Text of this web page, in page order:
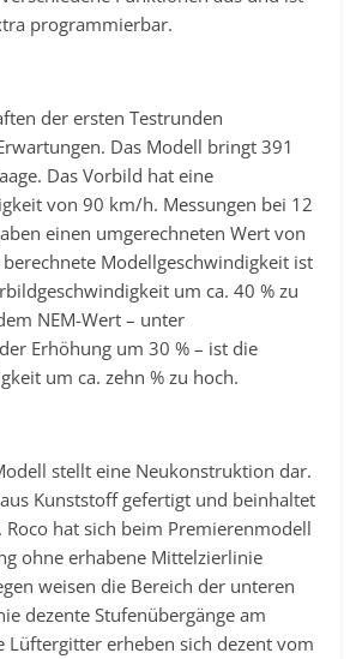
programmierbar.
der ersten Testrunden
Das Modell bringt 391
Das Vorbild hat eine
von 90 km/h. Messungen bei 12
einen umgerechneten Wert von
Modellgeschwindigkeit ist
um ca. 40 % zu
NEM-Wert – unter
Erhöhung um 30 % – ist die
um ca. zehn % zu hoch.
stellt eine Neukonstruktion dar.
Kunststoff gefertigt und beinhaltet
Roco hat sich beim Premierenmodell
ohne erhabene Mittelzierlinie
weisen die Bereich der unteren
dezente Stufenübergänge am
Lüftergitter erheben sich dezent vom